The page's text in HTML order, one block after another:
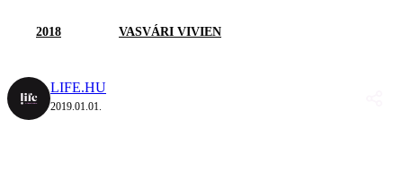
2018 VASVÁRI VIVIEN
LIFE.HU
2019.01.01.